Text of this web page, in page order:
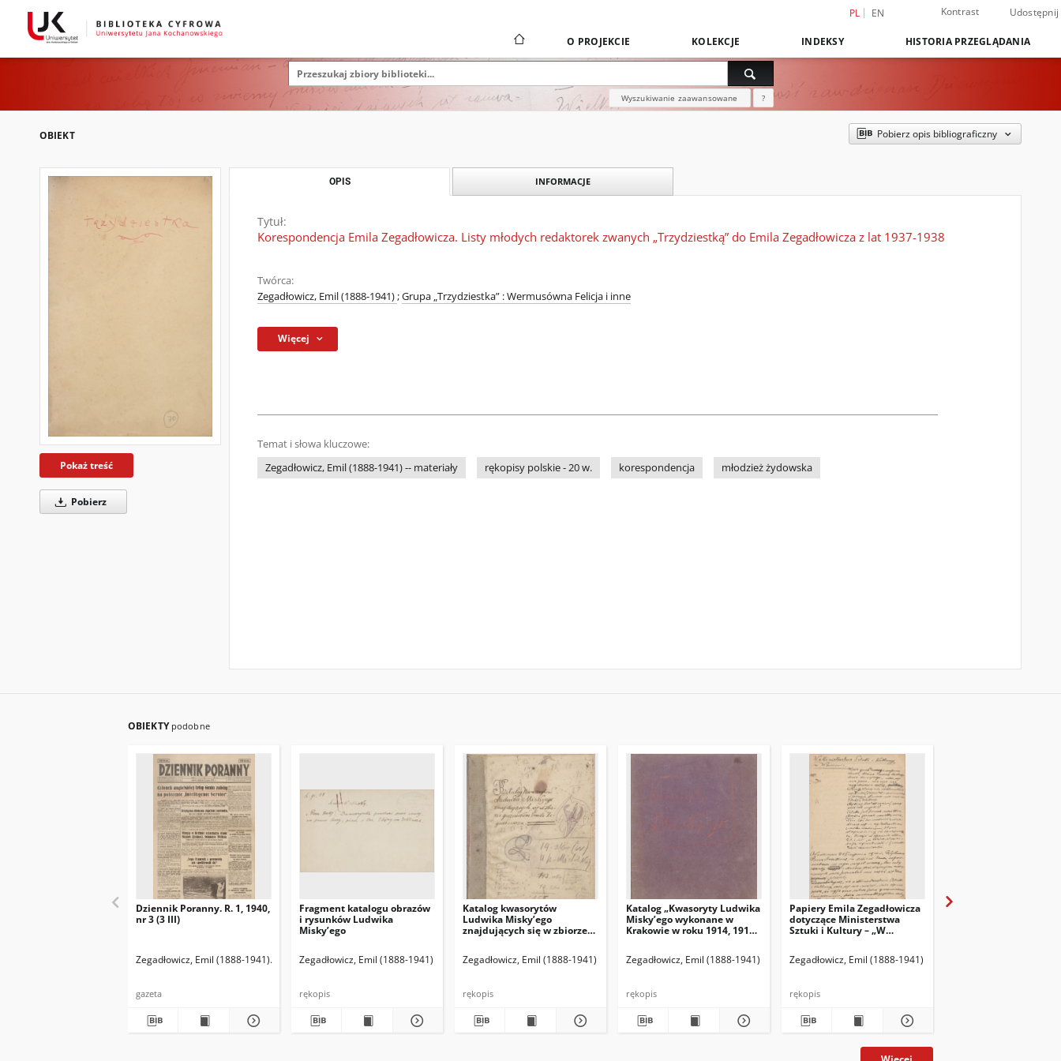
PL EN Kontrast Udostępnij
O PROJEKCIE KOLEKCJE INDEKSY HISTORIA PRZEGLĄDANIA
Wyszukiwanie zaawansowane ?
OBIEKT Pobierz opis bibliograficzny
Pokaż treść
Pobierz
OPIS INFORMACJE
Tytuł:
Korespondencja Emila Zegadłowicza. Listy młodych redaktorek zwanych „Trzydziestką” do Emila Zegadłowicza z lat 1937-1938
Twórca:
Zegadłowicz, Emil (1888-1941);Grupa „Trzydziestka” : Wermusówna Felicja i inne
Więcej
Temat i słowa kluczowe:
Zegadłowicz, Emil (1888-1941) -- materiały
rękopisy polskie - 20 w. korespondencja młodzież żydowska
OBIEKTY podobne
Dziennik Poranny. R. 1, 1940,
nr 3 (3 III)
Zegadłowicz, Emil (1888-1941) Reischer Leopold (red. naczelny) Hamann Bruno. Red. odpowiedzialny
gazeta
Fragment katalogu obrazów
i rysunków Ludwika
Misky’ego
Zegadłowicz, Emil (1888-1941)
rękopis
Katalog kwasorytów
Ludwika Misky’ego
znajdujących się w zbiorze
Zegadłowicz, Emil (1888-1941)
rękopis
Katalog „Kwasoryty Ludwika
Misky’ego wykonane w
Krakowie w roku 1914, 1915,
Zegadłowicz, Emil (1888-1941)
rękopis
Papiery Emila Zegadłowicza
dotyczące Ministerstwa
Sztuki i Kultury – „W
Zegadłowicz, Emil (1888-1941)
rękopis